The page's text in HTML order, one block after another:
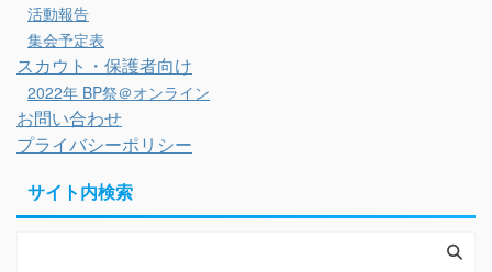
活動報告
集会予定表
スカウト・保護者向け
2022年 BP祭＠オンライン
お問い合わせ
プライバシーポリシー
サイト内検索